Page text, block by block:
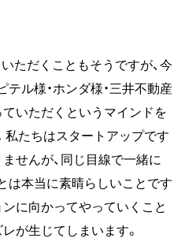
ただくこともそうですが、今
ル様・ホンダ様・三井不動産
いただくというマインドを
私たちはスタートアップです
せんが、同じ目線で一緒に
は本当に素晴らしいことです
ンに向かってやっていくこと
が生じてしまいます。